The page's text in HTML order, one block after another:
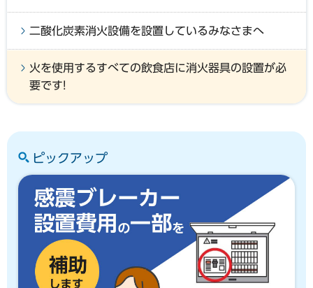
二酸化炭素消火設備を設置しているみなさまへ
火を使用するすべての飲食店に消火器具の設置が必
要です!
ピックアップ